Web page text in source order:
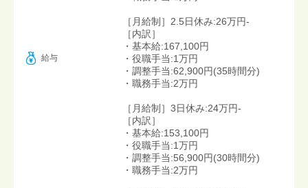
給与
［月給制］2.5日休み:26万円-
［内訳］
・基本給:167,100円
・役職手当:1万円
・調整手当:62,900円(35時間分)
・職務手当:2万円
［月給制］3日休み:24万円-
［内訳］
・基本給:153,100円
・役職手当:1万円
・調整手当:56,900円(30時間分)
・職務手当:2万円